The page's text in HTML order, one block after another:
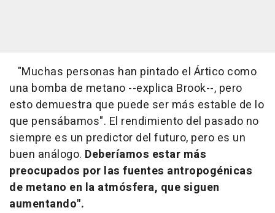
"Muchas personas han pintado el Ártico como
una bomba de metano --explica Brook--, pero
esto demuestra que puede ser más estable de lo
que pensábamos". El rendimiento del pasado no
siempre es un predictor del futuro, pero es un
buen análogo. Deberíamos estar más
preocupados por las fuentes antropogénicas
de metano en la atmósfera, que siguen
aumentando".